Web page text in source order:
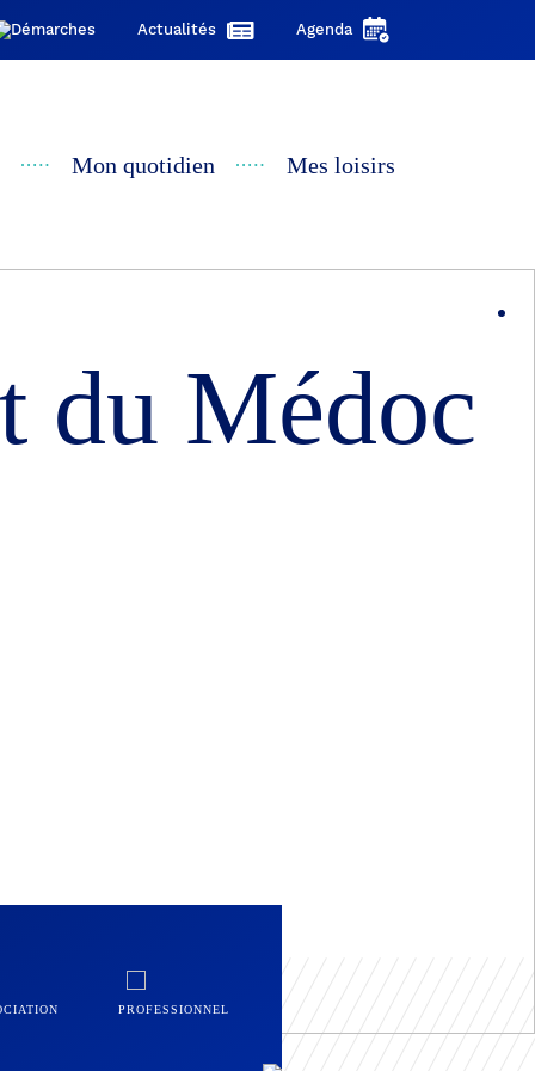
Actualités Agenda
Mon quotidien Mes loisirs
du Médoc
PROFESSIONNEL